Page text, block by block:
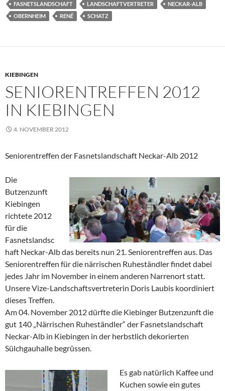
FASNETSLANDSCHAFT LANDSCHAFTVERTRETER
NECKAR-ALB
OBERNHEIM
RENÉ SCHATZ
KIEBINGEN
SENIORENTREFFEN 2012
IN KIEBINGEN
4. NOVEMBER 2012
Seniorentreffen der Fasnetslandschaft Neckar-Alb 2012
Die
Butzenzunft
Kiebingen
richtete 2012
für die
Fasnetslandsc
haft Neckar-Alb das bereits nun 21. Seniorentreffen aus. Das
Seniorentreffen für die närrischen Ruheständler findet dabei
jedes Jahr im November in einem anderen Narrenort statt.
Unsere Vize-Landschaftsvertreterin Doris Laubis koordiniert
dieses Treffen.
Am 04. November 2012 dürfte die Kiebinger Butzenzunft die
gut 140 „Närrischen Ruheständler“ der Fasnetslandschaft
Neckar-Alb in Kiebingen in der herbstlich dekorierten
Sülchgauhalle begrüssen.
Es gab natürlich Kaffee und
Kuchen sowie ein gutes